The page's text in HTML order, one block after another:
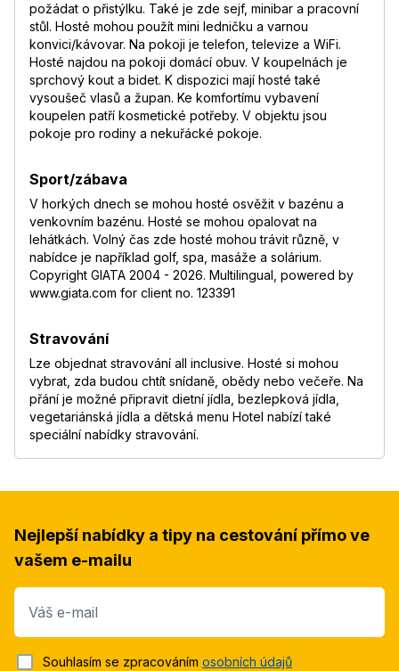
požádat o přistýlku. Také je zde sejf, minibar a pracovní
stůl. Hosté mohou použít mini ledničku a varnou
konvici/kávovar. Na pokoji je telefon, televize a WiFi.
Hosté najdou na pokoji domácí obuv. V koupelnách je
sprchový kout a bidet. K dispozici mají hosté také
vysoušeč vlasů a župan. Ke komfortímu vybavení
koupelen patří kosmetické potřeby. V objektu jsou
pokoje pro rodiny a nekuřácké pokoje.
Sport/zábava
V horkých dnech se mohou hosté osvěžit v bazénu a
venkovním bazénu. Hosté se mohou opalovat na
lehátkách. Volný čas zde hosté mohou trávit různě, v
nabídce je například golf, spa, masáže a solárium.
Copyright GIATA 2004 - 2026. Multilingual, powered by
www.giata.com for client no. 123391
Stravování
Lze objednat stravování all inclusive. Hosté si mohou
vybrat, zda budou chtít snídaně, obědy nebo večeře. Na
přání je možné připravit dietní jídla, bezlepková jídla,
vegetariánská jídla a dětská menu Hotel nabízí také
speciální nabídky stravování.
Nejlepší nabídky a tipy na cestování přímo ve
vašem e-mailu
Váš e-mail
Souhlasím se zpracováním osobních údajů